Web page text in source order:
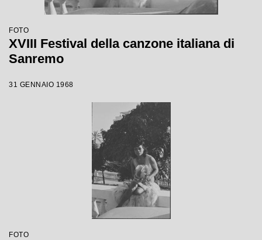
FOTO
XVIII Festival della canzone italiana di
Sanremo
31 GENNAIO 1968
FOTO